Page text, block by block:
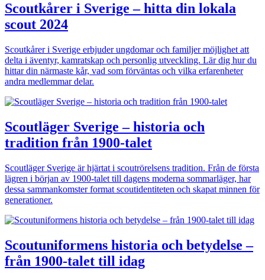
Scoutkårer i Sverige – hitta din lokala
scout 2024
Scoutkårer i Sverige erbjuder ungdomar och familjer möjlighet att
delta i äventyr, kamratskap och personlig utveckling. Lär dig hur du
hittar din närmaste kår, vad som förväntas och vilka erfarenheter
andra medlemmar delar.
Scoutläger Sverige – historia och
tradition från 1900-talet
Scoutläger Sverige är hjärtat i scoutrörelsens tradition. Från de första
lägren i början av 1900-talet till dagens moderna sommarläger, har
dessa sammankomster format scoutidentiteten och skapat minnen för
generationer.
Scoutuniformens historia och betydelse –
från 1900-talet till idag